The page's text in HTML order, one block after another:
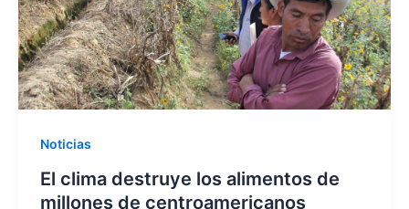
Noticias
El clima destruye los alimentos de
millones de centroamericanos